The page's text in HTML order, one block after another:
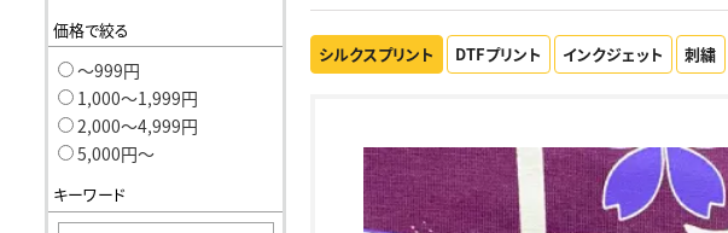
価格で絞る
〜999円
1,000〜1,999円
2,000〜4,999円
5,000円〜
キーワード
シルクスプリント DTFプリント インクジェット 刺繍